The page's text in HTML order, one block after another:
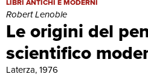
Le origini del
scientifico
LIBRI ANTICHI E MODERNI
Robert Lenoble
Laterza, 1976